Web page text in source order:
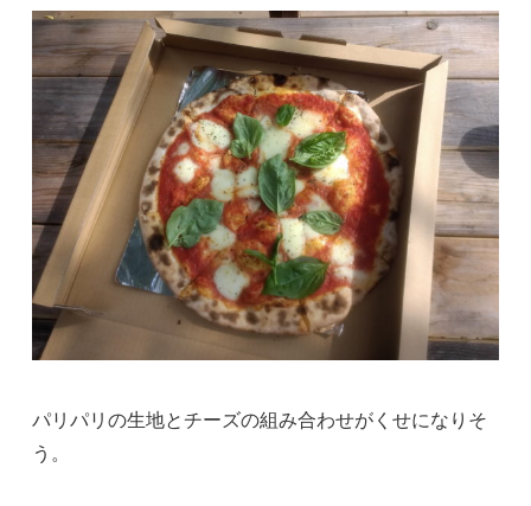
パリパリの生地とチーズの組み合わせがくせになりそ
う。